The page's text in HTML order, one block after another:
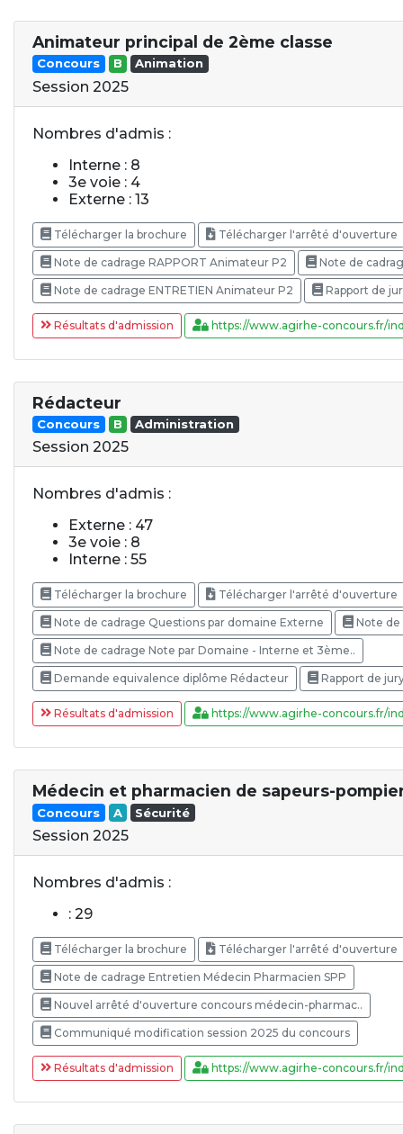
Animateur principal de 2ème classe
Concours B Animation
Session 2025
Nombres d'admis :
Interne : 8
3e voie : 4
Externe : 13
Télécharger la brochure Télécharger l'arrêté d'ouverture
Note de cadrage RAPPORT Animateur P2 Note de
Note de cadrage ENTRETIEN Animateur P2 Rapport de
Résultats d'admission https://www.agirhe-concours.fr/
Rédacteur
Concours B Administration
Session 2025
Nombres d'admis :
Externe : 47
3e voie : 8
Interne : 55
Télécharger la brochure Télécharger l'arrêté d'ouverture
Note de cadrage Questions par domaine Externe Note de
Note de cadrage Note par Domaine - Interne et 3ème..
Demande equivalence diplôme Rédacteur Rapport de
Résultats d'admission https://www.agirhe-concours.fr/
Médecin et pharmacien de sapeurs-
Concours A Sécurité
Session 2025
Nombres d'admis :
: 29
Télécharger la brochure Télécharger l'arrêté d'ouverture
Note de cadrage Entretien Médecin Pharmacien SPP
Nouvel arrêté d'ouverture concours médecin-pharmac..
Communiqué modification session 2025 du concours
Résultats d'admission https://www.agirhe-concours.fr/